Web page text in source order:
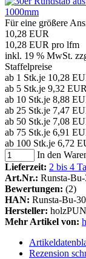
Für eine größere
10,28 EUR
10,28 EUR pro lfm
inkl. 19 % MwSt.
Staffelpreise
ab 1 Stk.je 10,28
ab 5 Stk.je 9,32 EUR
ab 10 Stk.je 8,88
ab 25 Stk.je 7,47
ab 50 Stk.je 7,08
ab 75 Stk.je 6,91
ab 100 Stk.je 6,72
In den
Lieferzeit: 2 bis 4
Art.Nr.: Runsta-
Bewertungen: (2)
HAN: Runsta-Bu-30
Hersteller:
Mehr Artikel von:
Rezension